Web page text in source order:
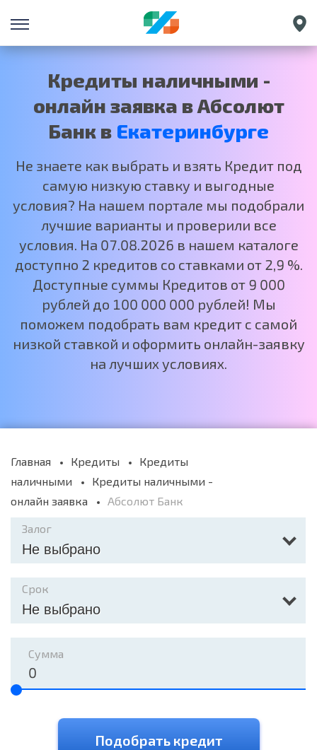
Санкт-Петербург
Москва
Кредиты наличными -
онлайн заявка в Абсолют
Банк в Екатеринбурге
Не знаете как выбрать и взять Кредит под
самую низкую ставку и выгодные
условия? На нашем портале мы подобрали
лучшие варианты и проверили все
условия. На 07.08.2026 в нашем каталоге
доступно 2 кредитов со ставками от 2,9 %.
Доступные суммы Кредитов от 9 000
рублей до 100 000 000 рублей! Мы
поможем подобрать вам кредит с самой
низкой ставкой и оформить онлайн-заявку
на лучших условиях.
Главная Кредиты
Кредиты
наличными
Кредиты наличными -
онлайн заявка
Абсолют Банк
Залог
Не выбрано
Срок
Не выбрано
Сумма
Подобрать кредит